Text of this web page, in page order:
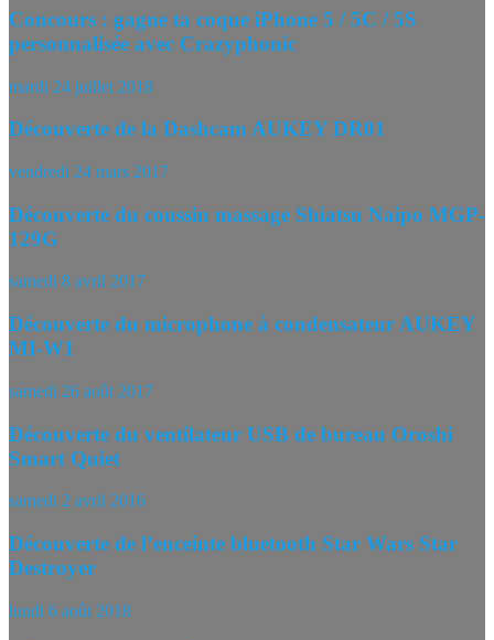
Concours : gagne ta coque iPhone 5 / 5C / 5S
personnalisée avec Crazyphonic
mardi 24 juillet 2018
Découverte de la Dashcam AUKEY DR01
vendredi 24 mars 2017
Découverte du coussin massage Shiatsu Naipo MGP-
129G
samedi 8 avril 2017
Découverte du microphone à condensateur AUKEY
MI-W1
samedi 26 août 2017
Découverte du ventilateur USB de bureau Oroshi
Smart Quiet
samedi 2 avril 2016
Découverte de l’enceinte bluetooth Star Wars Star
Destroyer
lundi 6 août 2018